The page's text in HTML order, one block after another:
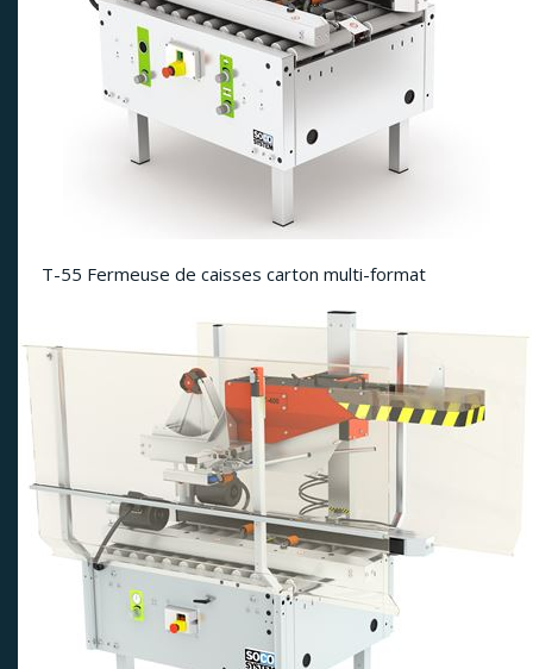
T-55 Fermeuse de caisses carton multi-format